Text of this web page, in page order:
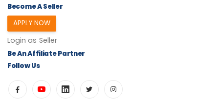
Become A Seller
APPLY NOW
Login as Seller
Be An Affiliate Partner
Follow Us